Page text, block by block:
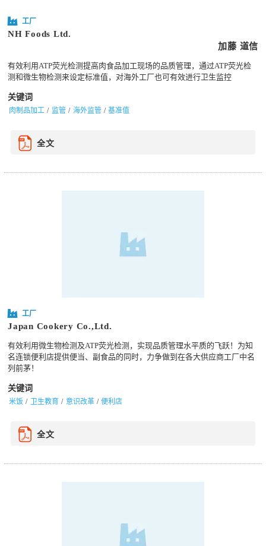
工厂
NH Foods Ltd.
加藤 道信
有效利用ATP荧光检测提高肉食品加工现场的品质管理，通过ATP荧光检
测和微生物检测来设定标准值，对海外工厂也可有效进行卫生监控
关键词
肉制品加工 监管 海外监管 基准值
全文
工厂
Japan Cookery Co.,Ltd.
有效利用微生物检测及ATP荧光检测，实现品质管理水平质的飞跃！为知
名连锁便利店提供便当、副食品的同时，力争做到在各大供应商工厂中名
列前茅！
关键词
米饭 卫生教育 意识改革 便利店
全文